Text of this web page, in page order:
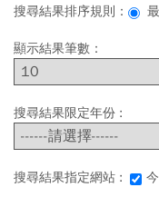
搜尋結果排序規則：
顯示結果筆數：
搜尋結果限定年份 :
搜尋結果指定網站 :